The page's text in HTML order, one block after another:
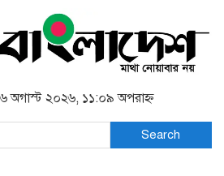
অগাস্ট ২০২৬, ১১:০৯ অপরাহ্ন
Search